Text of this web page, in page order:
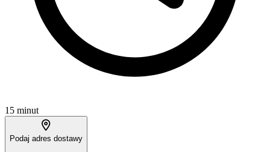
15 minut
Podaj adres dostawy